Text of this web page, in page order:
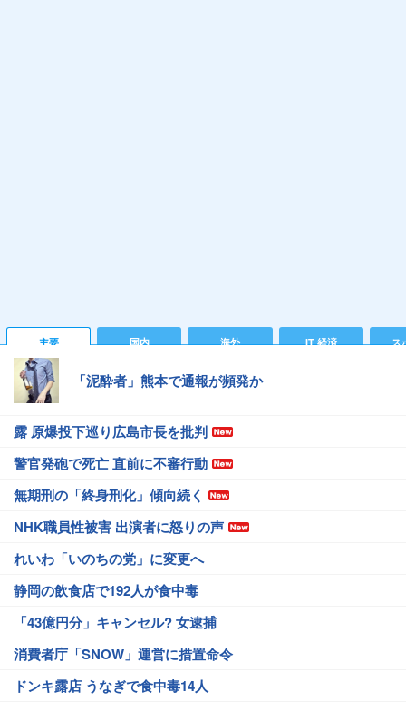
主要 国内 海外 IT 経済 ス
「泥酔者」熊本で通報が頻発か
露 原爆投下巡り広島市長を批判
警官発砲で死亡 直前に不審行動
無期刑の「終身刑化」傾向続く
NHK職員性被害 出演者に怒りの声
れいわ「いのちの党」に変更へ
静岡の飲食店で192人が食中毒
「43億円分」キャンセル? 女逮捕
消費者庁「SNOW」運営に措置命令
ドンキ露店 うなぎで食中毒14人